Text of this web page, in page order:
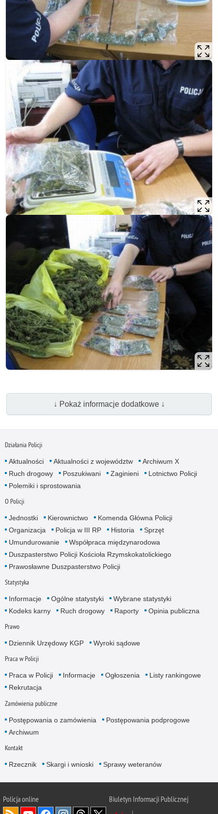
↓ Pokaż informacje dodatkowe ↓
Działania Policji
Aktualności Aktualności z województw
Archiwum X
Ruch drogowy
Poszukiwani Zaginieni
Lotnictwo Policji
Polemiki i sprostowania
O Policji
Jednostki Kierownictwo
Komenda Główna Policji
Organizacja
Policja w III RP Historia
Sprzęt
Umundurowanie
Współpraca międzynarodowa
Duszpasterstwo Policji Kościoła Rzymskokatolickiego
Prawosławne Duszpasterstwo Policji
Statystyka
Informacje Ogólne statystyki
Wybrane statystyki
Kodeks karny
Ruch drogowy Raporty Opinia publiczna
Prawo
Dziennik Urzędowy KGP Wyroki sądowe
Praca w Policji
Praca w Policji Informacje Ogłoszenia
Listy rankingowe
Rekrutacja
Zamówienia publiczne
Postępowania o zamówienia
Postępowania podprogowe
Archiwum
Kontakt
Rzecznik Skargi i wnioski Sprawy weteranów
Policjaonline
Biuletyn Informacji Publicznej